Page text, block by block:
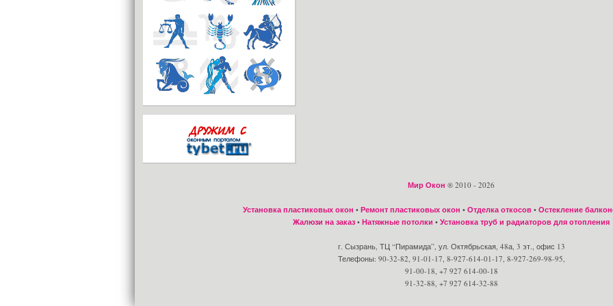
Мир Окон ® 2010 - 2026
Установка пластиковых окон • Ремонт пластиковых окон • Отделка откосов• Остекление
Жалюзи на заказ • Натяжные потолки • Установка труб и радиаторов для отопления
г. Сызрань, ТЦ “Пирамида”, ул. Октябрьская, 48а, 3 эт., офис 13
Телефоны: 90-32-82, 91-01-17, 8-927-614-01-17, 8-927-269-98-95,
91-00-18, +7 927 614-00-18
91-32-88, +7 927 614-32-88